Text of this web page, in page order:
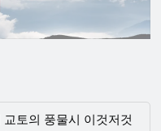
교토의 풍물시 이것저것